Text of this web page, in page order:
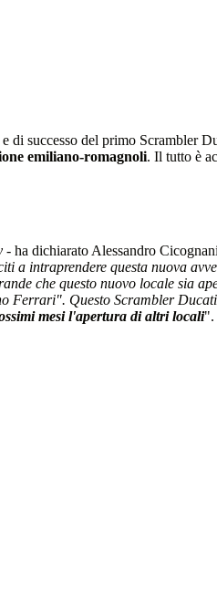
di successo del primo Scrambler
emiliano-romagnoli. Il tutto è
- ha dichiarato Alessandro
a intraprendere questa nuova
che questo nuovo locale sia
Ferrari". Questo Scrambler
mesi l'apertura di altri locali".